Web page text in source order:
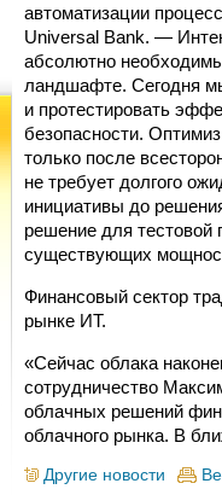
автоматизации
Universal Bank. —
абсолютно
ландшафте. Сегодня
и протестировать
безопасности.
только после
не требует долгого
инициативы до
решение для
существующих
Финансовый сектор
рынке ИТ.
«Сейчас облака
сотрудничество
облачных решений
облачного рынка. В
Другие новости